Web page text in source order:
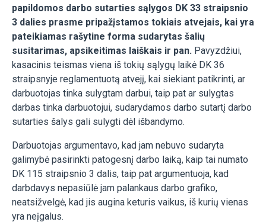
papildomos darbo sutarties sąlygos DK 33 straipsnio
3 dalies prasme pripažįstamos tokiais atvejais, kai yra
pateikiamas rašytine forma sudarytas šalių
susitarimas, apsikeitimas laiškais ir pan. Pavyzdžiui,
kasacinis teismas viena iš tokių sąlygų laikė DK 36
straipsnyje reglamentuotą atvejį, kai siekiant patikrinti, ar
darbuotojas tinka sulygtam darbui, taip pat ar sulygtas
darbas tinka darbuotojui, sudarydamos darbo sutartį darbo
sutarties šalys gali sulygti dėl išbandymo.
Darbuotojas argumentavo, kad jam nebuvo sudaryta
galimybė pasirinkti patogesnį darbo laiką, kaip tai numato
DK 115 straipsnio 3 dalis, taip pat argumentuoja, kad
darbdavys nepasiūlė jam palankaus darbo grafiko,
neatsižvelgė, kad jis augina keturis vaikus, iš kurių vienas
yra neįgalus.